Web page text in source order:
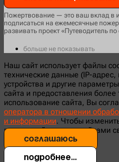
Пожертвование — это ваш вклад в
подписаться на ежемесячные
развивать проект «Путеводитель
больше не показывать
Наш сайт использует файлы
технические данные (IP-
устройства и другие
сайта и предоставления
использование сайта, Вы
оператора в отношении
и информации. Чтобы
воспользуйтесь настройками
соглашаюсь
Подробнее...